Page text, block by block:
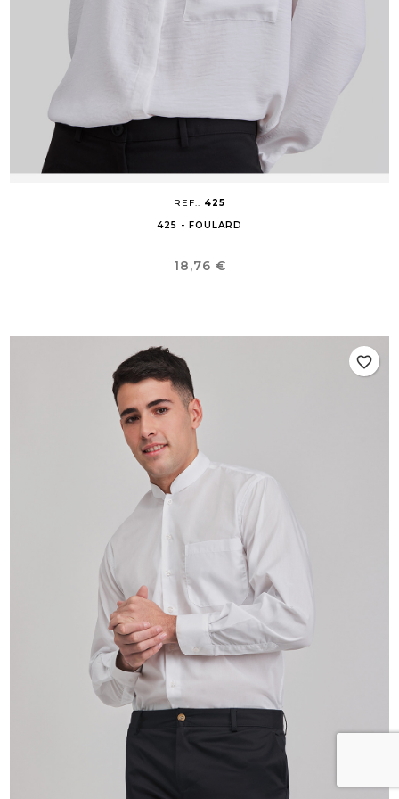
REF.: 425
425 - FOULARD
Precio
18,76 €
favorite_border